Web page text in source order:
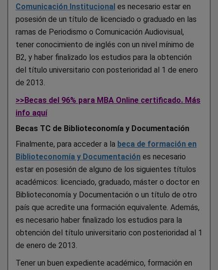
Comunicación Institucional es necesario estar en
posesión de un título de licenciado o graduado en las
ramas de Periodismo o Comunicación Audiovisual,
tener conocimiento de inglés con un nivel mínimo de
B2, y haber finalizado los estudios para la obtención
del título universitario con posterioridad al 1 de enero
de 2013.
>>Becas del 96% para MBA Online certificado. Más
info aquí
Becas TC de Biblioteconomía y Documentación
Finalmente, para acceder a la beca de formación en
Biblioteconomía y Documentación es necesario
estar en posesión de alguno de los siguientes títulos
académicos: licenciado, graduado, máster o doctor en
Biblioteconomía y Documentación o un título de otro
país que acredite una formación equivalente. Además,
es necesario haber finalizado los estudios para la
obtención del título universitario con posterioridad al 1
de enero de 2013.
Tener un buen expediente académico, formación en